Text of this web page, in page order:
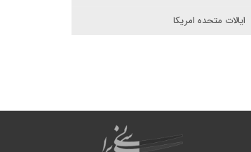
ایالات متحده امریکا